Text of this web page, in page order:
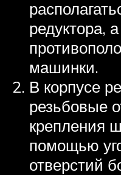
редуктора,
машинки.
В корпусе
резьбовые
крепления
помощью
отверстий